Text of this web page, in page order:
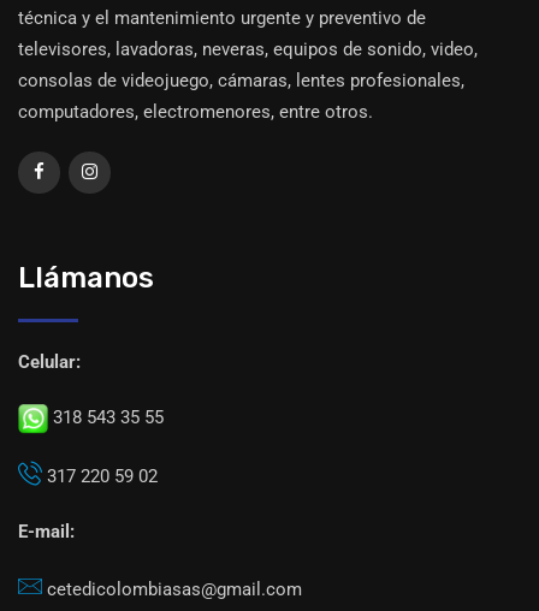
técnica y el mantenimiento urgente y preventivo de
televisores, lavadoras, neveras, equipos de sonido, video,
consolas de videojuego, cámaras, lentes profesionales,
computadores, electromenores, entre otros.
Llámanos
Celular:
318 543 35 55
317 220 59 02
E-mail:
cetedicolombiasas@gmail.com